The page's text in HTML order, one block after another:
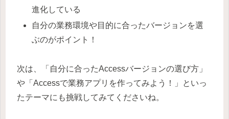
進化している
自分の業務環境や目的に合ったバージョンを選
ぶのがポイント！
次は、「自分に合ったAccessバージョンの選び方」
や「Accessで業務アプリを作ってみよう！」といっ
たテーマにも挑戦してみてくださいね。